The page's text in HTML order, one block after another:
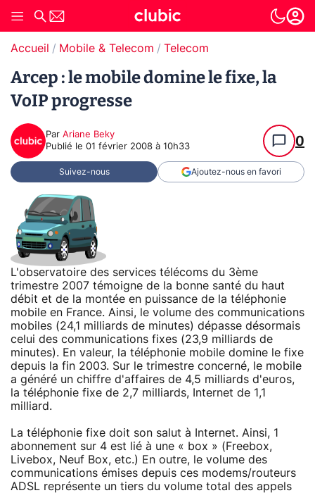
Accueil Mobile & Telecom Telecom
Arcep : le mobile domine le fixe, la
VoIP progresse
Par Ariane Beky
Publié le 01 février 2008 à 10h33 0
Suivez-nous Ajoutez-nous en favori
L'observatoire des services télécoms du 3ème
trimestre 2007 témoigne de la bonne santé du haut
débit et de la montée en puissance de la téléphonie
mobile en France. Ainsi, le volume des communications
mobiles (24,1 milliards de minutes) dépasse désormais
celui des communications fixes (23,9 milliards de
minutes). En valeur, la téléphonie mobile domine le fixe
depuis la fin 2003. Sur le trimestre concerné, le mobile
a généré un chiffre d'affaires de 4,5 milliards d'euros,
la téléphonie fixe de 2,7 milliards, Internet de 1,1
milliard.
La téléphonie fixe doit son salut à Internet. Ainsi, 1
abonnement sur 4 est lié à une « box » (Freebox,
Livebox, Neuf Box, etc.) En outre, le volume des
communications émises depuis ces modems/routeurs
ADSL représente un tiers du volume total des appels